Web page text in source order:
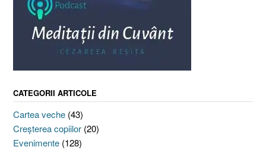
CATEGORII ARTICOLE
Cartea veche (43)
Creşterea copiilor (20)
Evenimente (128)